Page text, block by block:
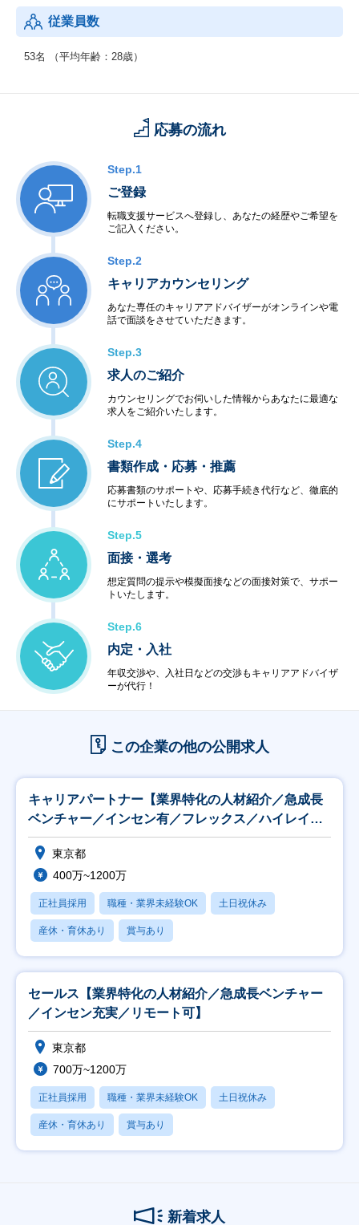
善に尽力いたします。
【ジョブリースタッフィング】
建設業界に特化した人材派遣サービスです。
従業員数
53名 （平均年齢：28歳）
応募の流れ
Step.1
ご登録
転職支援サービスへ登録し、あなたの経歴やご希望を
ご記入ください。
Step.2
キャリアカウンセリング
あなた専任のキャリアアドバイザーがオンラインや電
話で面談をさせていただきます。
Step.3
求人のご紹介
カウンセリングでお伺いした情報からあなたに最適な
求人をご紹介いたします。
Step.4
書類作成・応募・推薦
応募書類のサポートや、応募手続き代行など、徹底的
にサポートいたします。
Step.5
面接・選考
想定質問の提示や模擬面接などの面接対策で、サポー
トいたします。
Step.6
内定・入社
年収交渉や、入社日などの交渉もキャリアアドバイザ
ーが代行！
この企業の他の公開求人
キャリアパートナー【業界特化の人材紹介／急成長
ベンチャー／インセン有／フレックス／ハイレイヤ
ー採用】
東京都
400万~1200万
正社員採用 職種・業界未経験OK 土日祝休み
産休・育休あり 賞与あり
セールス【業界特化の人材紹介／急成長ベンチャー
／インセン充実／リモート可】
東京都
700万~1200万
正社員採用 職種・業界未経験OK 土日祝休み
産休・育休あり 賞与あり
新着求人